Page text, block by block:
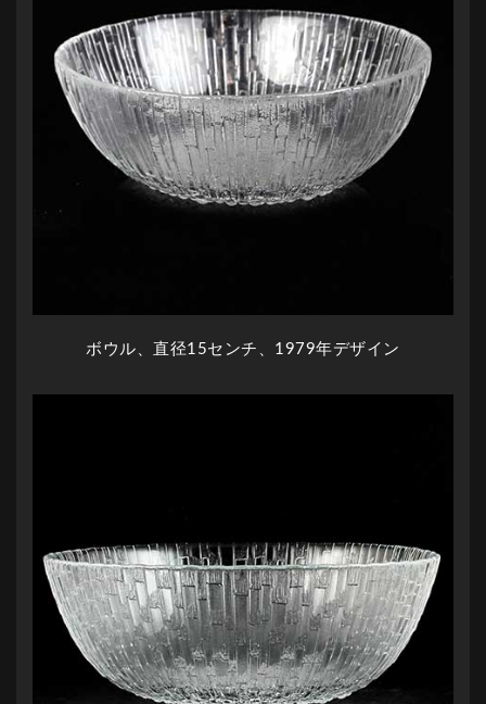
ボウル、直径15センチ、1979年デザイン